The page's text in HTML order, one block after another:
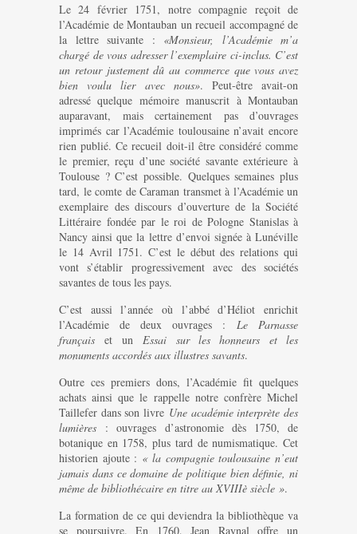
Le 24 février 1751, notre compagnie reçoit de
l’Académie de Montauban un recueil accompagné de
la lettre suivante : «Monsieur, l’Académie m’a
chargé de vous adresser l’exemplaire ci-inclus. C’est
un retour justement dû au commerce que vous avez
bien voulu lier avec nous». Peut-être avait-on
adressé quelque mémoire manuscrit à Montauban
auparavant, mais certainement pas d’ouvrages
imprimés car l’Académie toulousaine n’avait encore
rien publié. Ce recueil doit-il être considéré comme
le premier, reçu d’une société savante extérieure à
Toulouse ? C’est possible. Quelques semaines plus
tard, le comte de Caraman transmet à l’Académie un
exemplaire des discours d’ouverture de la Société
Littéraire fondée par le roi de Pologne Stanislas à
Nancy ainsi que la lettre d’envoi signée à Lunéville
le 14 Avril 1751. C’est le début des relations qui
vont s’établir progressivement avec des sociétés
savantes de tous les pays.
C’est aussi l’année où l’abbé d’Héliot enrichit
l’Académie de deux ouvrages : Le Parnasse
français et unEssai sur les honneurs et les
monuments accordés aux illustres savants.
Outre ces premiers dons, l’Académie fit quelques
achats ainsi que le rappelle notre confrère Michel
Taillefer dans son livre Une académie interprète des
lumières : ouvrages d’astronomie dès 1750, de
botanique en 1758, plus tard de numismatique. Cet
historien ajoute : « la compagnie toulousaine n’eut
jamais dans ce domaine de politique bien définie, ni
même de bibliothécaire en titre au XVIIIè siècle ».
La formation de ce qui deviendra la bibliothèque va
se poursuivre. En 1760, Jean Raynal offre un